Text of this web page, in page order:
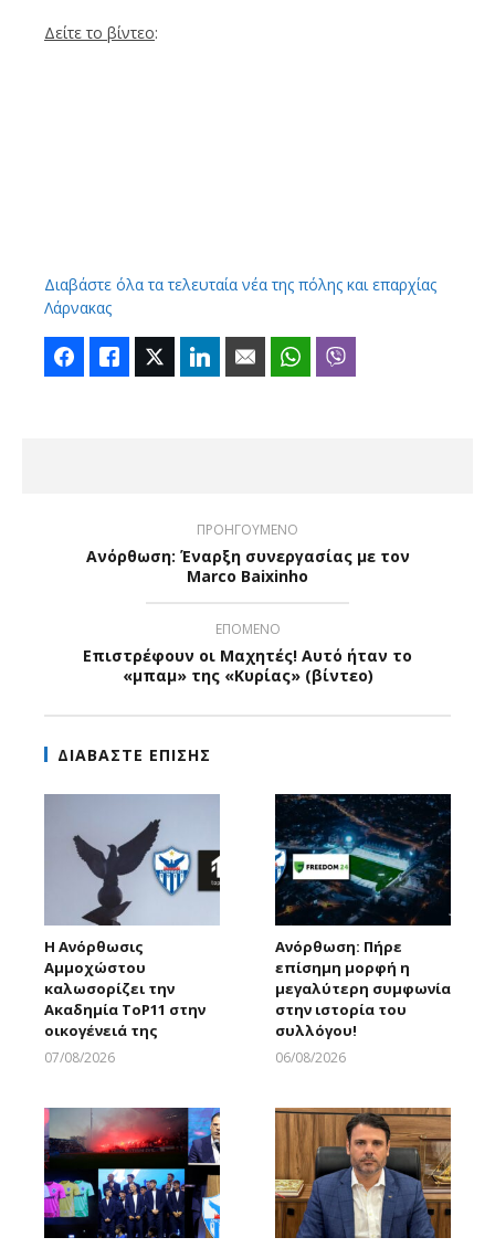
Δείτε το βίντεο:
Διαβάστε όλα τα τελευταία νέα της πόλης και επαρχίας
Λάρνακας
FacebookLike Twitter LinkedIn Email WhatsApp
ΠΡΟΗΓΟΥΜΕΝΟ
Ανόρθωση: Έναρξη συνεργασίας με τον
Marco Baixinho
ΕΠΟΜΕΝΟ
Επιστρέφουν οι Μαχητές! Αυτό ήταν το
«μπαμ» της «Κυρίας» (βίντεο)
ΔΙΑΒΑΣΤΕ ΕΠΙΣΗΣ
Η Ανόρθωσις
Αμμοχώστου
καλωσορίζει την
Ακαδημία ToP11 στην
οικογένειά της
07/08/2026
Ανόρθωση: Πήρε
επίσημη μορφή η
μεγαλύτερη συμφωνία
στην ιστορία του
συλλόγου!
06/08/2026